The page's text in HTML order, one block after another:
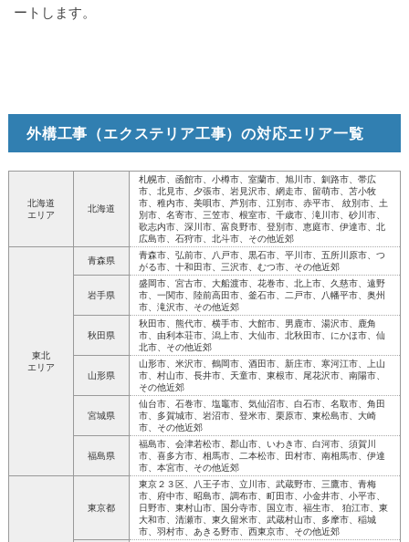
ートします。
外構工事（エクステリア工事）の対応エリア一覧
北海道
エリア
北海道
札幌市、函館市、小樽市、室蘭市、旭川市、釧路市、帯広
市、北見市、夕張市、岩見沢市、網走市、留萌市、苫小牧
市、稚内市、美唄市、芦別市、江別市、赤平市、 紋別市、土
別市、名寄市、三笠市、根室市、千歳市、滝川市、砂川市、
歌志内市、深川市、富良野市、登別市、恵庭市、伊達市、北
広島市、石狩市、北斗市、その他近郊
東北
エリア
青森県
青森市、弘前市、八戸市、黒石市、平川市、五所川原市、つ
がる市、十和田市、三沢市、むつ市、その他近郊
岩手県
盛岡市、宮古市、大船渡市、花巻市、北上市、久慈市、遠野
市、一関市、陸前高田市、釜石市、二戸市、八幡平市、奥州
市、滝沢市、その他近郊
秋田県
秋田市、熊代市、横手市、大館市、男鹿市、湯沢市、鹿角
市、由利本荘市、潟上市、大仙市、北秋田市、にかほ市、仙
北市、その他近郊
山形県
山形市、米沢市、鶴岡市、酒田市、新庄市、寒河江市、上山
市、村山市、長井市、天童市、東根市、尾花沢市、南陽市、
その他近郊
宮城県
仙台市、石巻市、塩竈市、気仙沼市、白石市、名取市、角田
市、多賀城市、岩沼市、登米市、栗原市、東松島市、大崎
市、その他近郊
福島県
福島市、会津若松市、郡山市、いわき市、白河市、須賀川
市、喜多方市、相馬市、二本松市、田村市、南相馬市、伊達
市、本宮市、その他近郊
東京都
東京２３区、八王子市、立川市、武蔵野市、三鷹市、青梅
市、府中市、昭島市、調布市、町田市、小金井市、小平市、
日野市、東村山市、国分寺市、国立市、福生市、 狛江市、東
大和市、清瀬市、東久留米市、武蔵村山市、多摩市、稲城
市、羽村市、あきる野市、西東京市、その他近郊